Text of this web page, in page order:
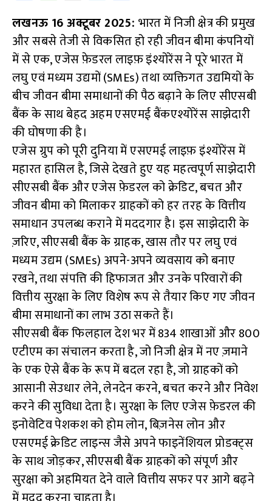
ce
b
o
o
k
h
at
s
A
p
p
le
gr
a
m
ar
e
लखनऊ 16 अक्टूबर 2025: भारत में निजी क्षेत्र की प्रमुख
और सबसे तेजी से विकसित हो रही जीवन बीमा कंपनियों
में से एक, एजेस फ़ेडरल लाइफ़ इंश्योरेंस ने पूरे भारत में
लघु एवं मध्यम उद्यमों (SMEs) तथा व्यक्तिगत उद्यमियों के
बीच जीवन बीमा समाधानों की पैठ बढ़ाने के लिए सीएसबी
बैंक के साथ बेहद अहम एसएमई बैंकएश्योरेंस साझेदारी
की घोषणा की है।
एजेस ग्रुप को पूरी दुनिया में एसएमई लाइफ़ इंश्योरेंस में
महारत हासिल है, जिसे देखते हुए यह महत्वपूर्ण साझेदारी
सीएसबी बैंक और एजेस फ़ेडरल को क्रेडिट, बचत और
जीवन बीमा को मिलाकर ग्राहकों को हर तरह के वित्तीय
समाधान उपलब्ध कराने में मददगार है। इस साझेदारी के
ज़रिए, सीएसबी बैंक के ग्राहक, खास तौर पर लघु एवं
मध्यम उद्यम (SMEs) अपने-अपने व्यवसाय को बनाए
रखने, तथा संपत्ति की हिफाजत और उनके परिवारों की
वित्तीय सुरक्षा के लिए विशेष रूप से तैयार किए गए जीवन
बीमा समाधानों का लाभ उठा सकते हैं।
सीएसबी बैंक फिलहाल देश भर में 834 शाखाओं और 800
एटीएम का संचालन करता है, जो निजी क्षेत्र में नए ज़माने
के एक ऐसे बैंक के रूप में बदल रहा है, जो ग्राहकों को
आसानी सेउधार लेने, लेनदेन करने, बचत करने और निवेश
करने की सुविधा देता है। सुरक्षा के लिए एजेस फ़ेडरल की
इनोवेटिव पेशकश को होम लोन, बिज़नेस लोन और
एसएमई क्रेडिट लाइन्स जैसे अपने फाइनेंशियल प्रोडक्ट्स
के साथ जोड़कर, सीएसबी बैंक ग्राहकों को संपूर्ण और
सुरक्षा को अहमियत देने वाले वित्तीय सफर पर आगे बढ़ने